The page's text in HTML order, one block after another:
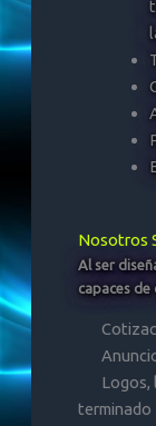
Nosotros
Al ser
capaces
Logos,
terminado